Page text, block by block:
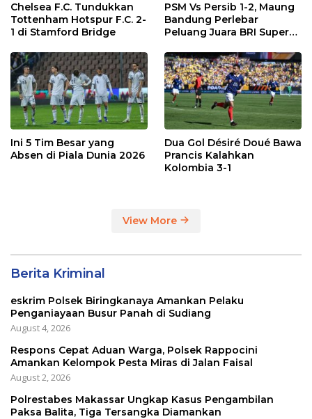
Chelsea F.C. Tundukkan
Tottenham Hotspur F.C. 2-
1 di Stamford Bridge
PSM Vs Persib 1-2, Maung
Bandung Perlebar
Peluang Juara BRI Super
Ini 5 Tim Besar yang
Absen di Piala Dunia 2026
Dua Gol Désiré Doué Bawa
Prancis Kalahkan
Kolombia 3-1
View More
Berita Kriminal
eskrim Polsek Biringkanaya Amankan Pelaku
Penganiayaan Busur Panah di Sudiang
August 4, 2026
Respons Cepat Aduan Warga, Polsek Rappocini
Amankan Kelompok Pesta Miras di Jalan Faisal
August 2, 2026
Polrestabes Makassar Ungkap Kasus Pengambilan
Paksa Balita, Tiga Tersangka Diamankan